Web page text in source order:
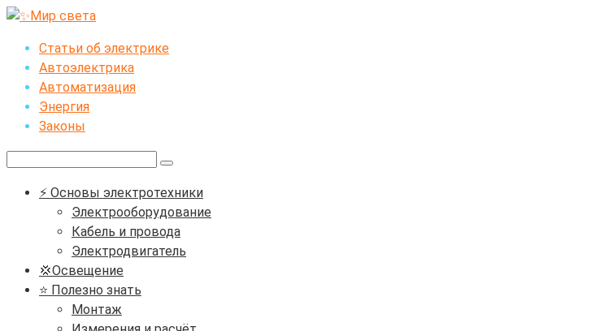
Перейти
контентуСтатьи об электрике
Автоэлектрика
Автоматизация
Энергия
Законы
⚡ Основы электротехники
Электрооборудование
Кабель и провода
Электродвигатель
💢Освещение
⭐ Полезно знать
Монтаж